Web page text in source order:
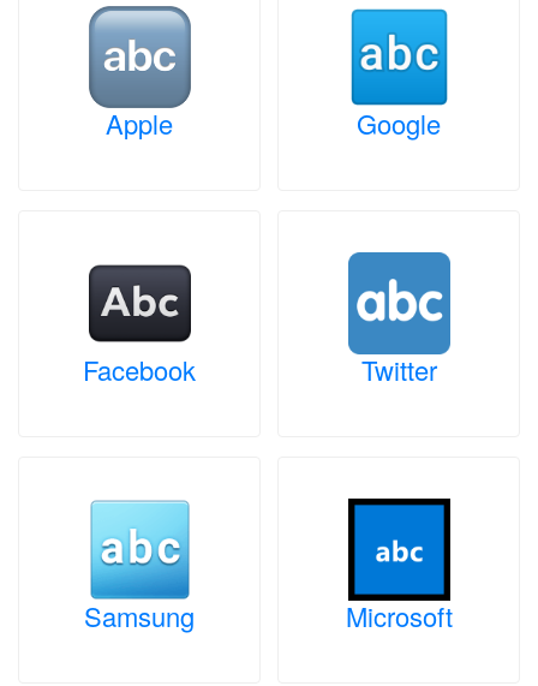
Apple Google
Facebook Twitter
Samsung Microsoft